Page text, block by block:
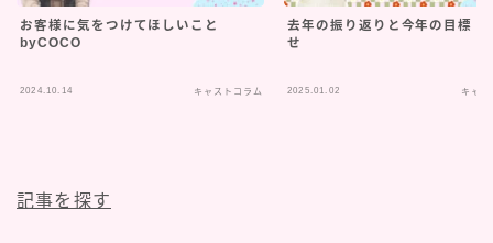
お客様に気をつけてほしいこと
byCOCO
2024.10.14 キャストコラム
去年の振り返りと今年の目標
せ
2025.01.02 キャス
記事を探す